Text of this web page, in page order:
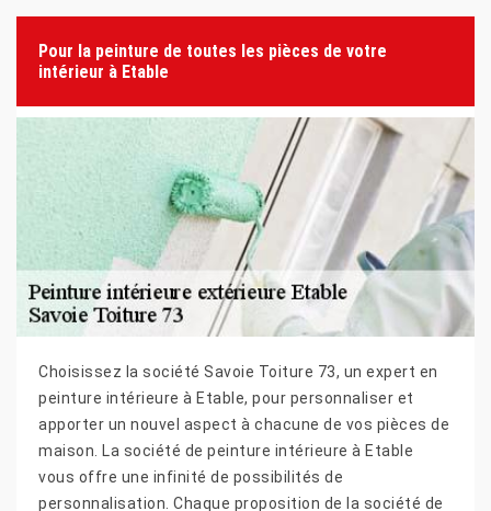
Pour la peinture de toutes les pièces de votre
intérieur à Etable
Choisissez la société Savoie Toiture 73, un expert en
peinture intérieure à Etable, pour personnaliser et
apporter un nouvel aspect à chacune de vos pièces de
maison. La société de peinture intérieure à Etable
vous offre une infinité de possibilités de
personnalisation. Chaque proposition de la société de